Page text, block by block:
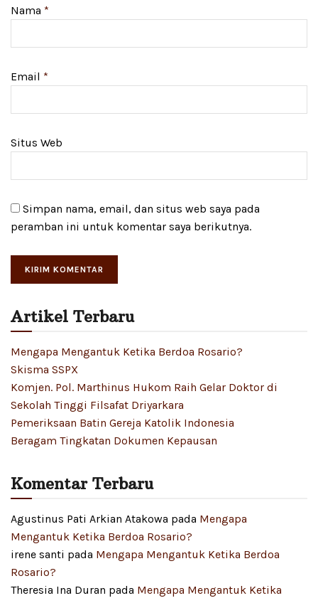
Nama *
Email *
Situs Web
Simpan nama, email, dan situs web saya pada
peramban ini untuk komentar saya berikutnya.
Artikel Terbaru
Mengapa Mengantuk Ketika Berdoa Rosario?
Skisma SSPX
Komjen. Pol. Marthinus Hukom Raih Gelar Doktor di
Sekolah Tinggi Filsafat Driyarkara
Pemeriksaan Batin Gereja Katolik Indonesia
Beragam Tingkatan Dokumen Kepausan
Komentar Terbaru
Agustinus Pati Arkian Atakowa pada Mengapa
Mengantuk Ketika Berdoa Rosario?
irene santi pada Mengapa Mengantuk Ketika Berdoa
Rosario?
Theresia Ina Duran pada Mengapa Mengantuk Ketika